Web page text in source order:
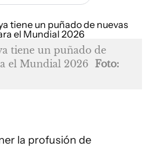
tiene un puñado de
el Mundial 2026 Foto:
la profusión de